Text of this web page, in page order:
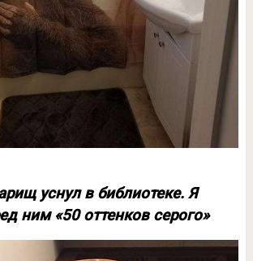
уснул в библиотеке. Я
ним «50 оттенков серого»